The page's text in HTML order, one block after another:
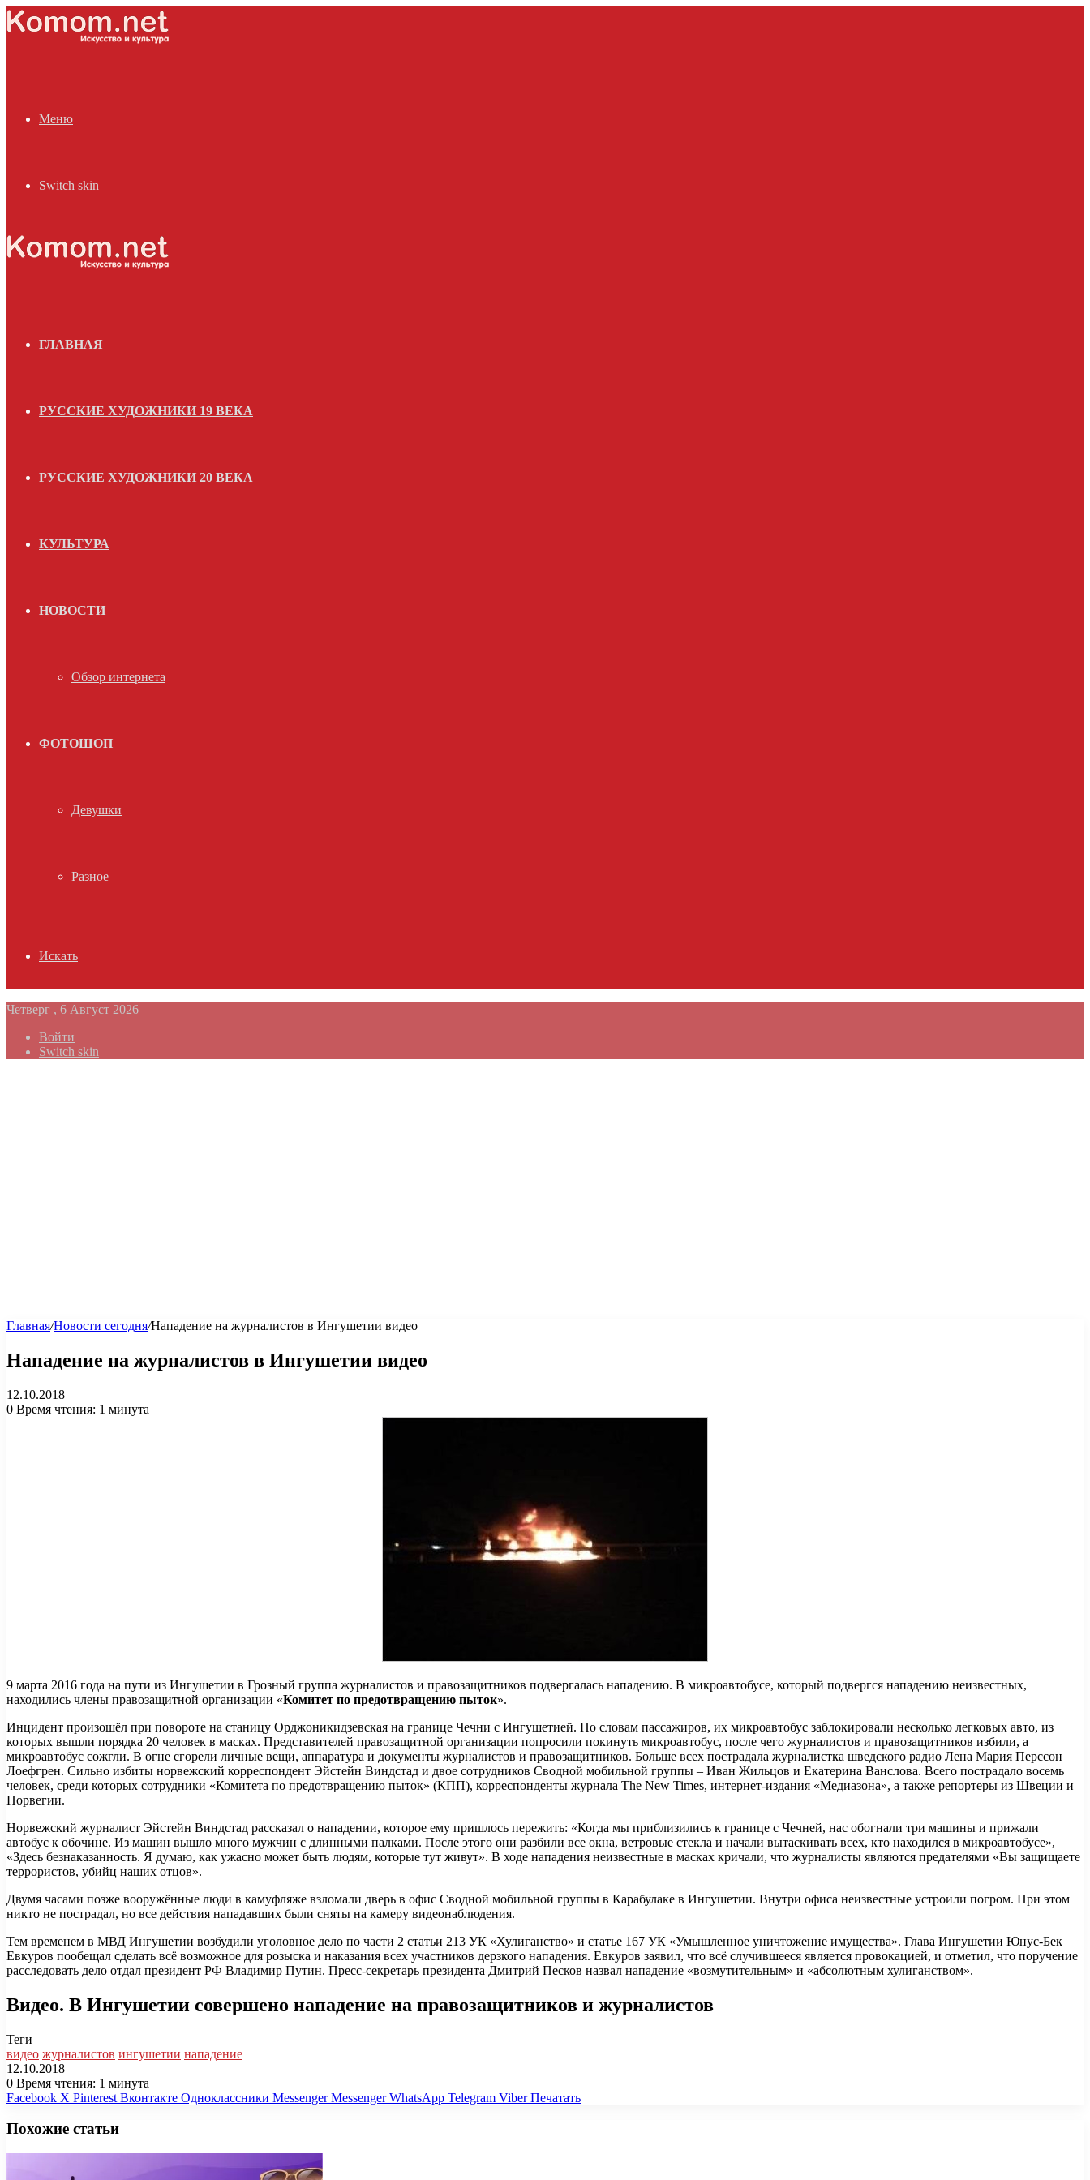
Меню
Switch skin
ГЛАВНАЯ
РУССКИЕ ХУДОЖНИКИ 19 ВЕКА
РУССКИЕ ХУДОЖНИКИ 20 ВЕКА
КУЛЬТУРА
НОВОСТИ
Обзор интернета
ФОТОШОП
Девушки
Разное
Искать
Четверг , 6 Август 2026
Войти
Switch skin
Главная/Новости сегодня/Нападение на журналистов в Ингушетии видео
Нападение на журналистов в Ингушетии видео
12.10.2018
0 Время чтения: 1 минута
9 марта 2016 года на пути из Ингушетии в Грозный группа журналистов и правозащитников подвергалась нападению. В микроавтобусе, который подвергся нападению неизвестных,
находились члены правозащитной организации «Комитет по предотвращению пыток».
Инцидент произошёл при повороте на станицу Орджоникидзевская на границе Чечни с Ингушетией. По словам пассажиров, их микроавтобус заблокировали несколько легковых авто, из
которых вышли порядка 20 человек в масках. Представителей правозащитной организации попросили покинуть микроавтобус, после чего журналистов и правозащитников избили, а
микроавтобус сожгли. В огне сгорели личные вещи, аппаратура и документы журналистов и правозащитников. Больше всех пострадала журналистка шведского радио Лена Мария Перссон
Лоефгрен. Сильно избиты норвежский корреспондент Эйстейн Виндстад и двое сотрудников Сводной мобильной группы – Иван Жильцов и Екатерина Ванслова. Всего пострадало восемь
человек, среди которых сотрудники «Комитета по предотвращению пыток» (КПП), корреспонденты журнала The New Times, интернет-издания «Медиазона», а также репортеры из Швеции и
Норвегии.
Норвежский журналист Эйстейн Виндстад рассказал о нападении, которое ему пришлось пережить: «Когда мы приблизились к границе с Чечней, нас обогнали три машины и прижали
автобус к обочине. Из машин вышло много мужчин с длинными палками. После этого они разбили все окна, ветровые стекла и начали вытаскивать всех, кто находился в микроавтобусе»,
«Здесь безнаказанность. Я думаю, как ужасно может быть людям, которые тут живут». В ходе нападения неизвестные в масках кричали, что журналисты являются предателями «Вы защищаете
террористов, убийц наших отцов».
Двумя часами позже вооружённые люди в камуфляже взломали дверь в офис Сводной мобильной группы в Карабулаке в Ингушетии. Внутри офиса неизвестные устроили погром. При этом
никто не пострадал, но все действия нападавших были сняты на камеру видеонаблюдения.
Тем временем в МВД Ингушетии возбудили уголовное дело по части 2 статьи 213 УК «Хулиганство» и статье 167 УК «Умышленное уничтожение имущества». Глава Ингушетии Юнус-Бек
Евкуров пообещал сделать всё возможное для розыска и наказания всех участников дерзкого нападения. Евкуров заявил, что всё случившееся является провокацией, и отметил, что поручение
расследовать дело отдал президент РФ Владимир Путин. Пресс-секретарь президента Дмитрий Песков назвал нападение «возмутительным» и «абсолютным хулиганством».
Видео. В Ингушетии совершено нападение на правозащитников и журналистов
Теги
видео журналистов ингушетии нападение
12.10.2018
0 Время чтения: 1 минута
Facebook X Pinterest Вконтакте Одноклассники Messenger Messenger WhatsApp Telegram Viber Печатать
Похожие статьи